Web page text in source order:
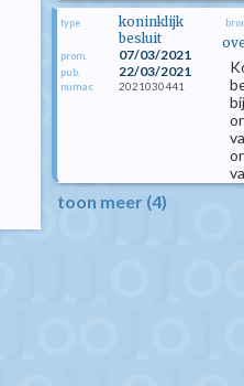
type
koninklijk
besluit
prom. 07/03/2021
pub. 22/03/2021
numac 2021030441
toon meer (4)